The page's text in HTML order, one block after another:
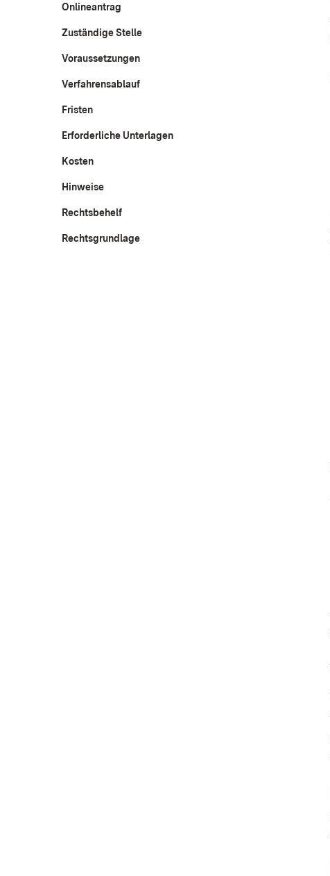
Onlineantrag
Zuständige Stelle
Voraussetzungen
Verfahrensablauf
Fristen
Erforderliche Unterlagen
Kosten
Hinweise
Rechtsbehelf
Rechtsgrundlage